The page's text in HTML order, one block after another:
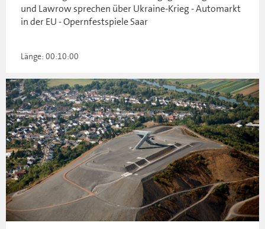
und Lawrow sprechen über Ukraine-Krieg - Automarkt
in der EU - Opernfestspiele Saar
Länge: 00:10:00